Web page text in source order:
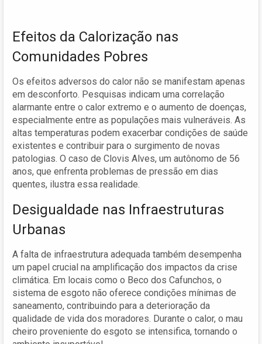
Efeitos da Calorização nas
Comunidades Pobres
Os efeitos adversos do calor não se manifestam apenas
em desconforto. Pesquisas indicam uma correlação
alarmante entre o calor extremo e o aumento de doenças,
especialmente entre as populações mais vulneráveis. As
altas temperaturas podem exacerbar condições de saúde
existentes e contribuir para o surgimento de novas
patologias. O caso de Clovis Alves, um autônomo de 56
anos, que enfrenta problemas de pressão em dias
quentes, ilustra essa realidade.
Desigualdade nas Infraestruturas
Urbanas
A falta de infraestrutura adequada também desempenha
um papel crucial na amplificação dos impactos da crise
climática. Em locais como o Beco dos Cafunchos, o
sistema de esgoto não oferece condições mínimas de
saneamento, contribuindo para a deterioração da
qualidade de vida dos moradores. Durante o calor, o mau
cheiro proveniente do esgoto se intensifica, tornando o